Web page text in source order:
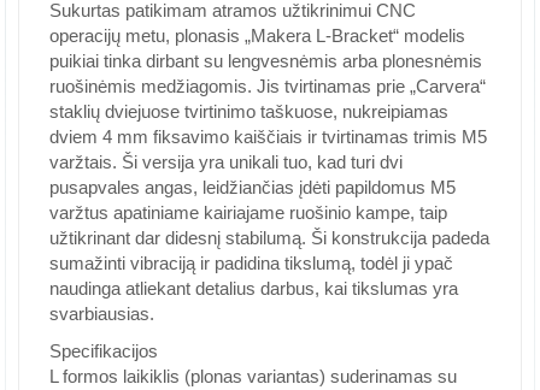
Sukurtas patikimam atramos užtikrinimui CNC
operacijų metu, plonasis „Makera L-Bracket“ modelis
puikiai tinka dirbant su lengvesnėmis arba plonesnėmis
ruošinėmis medžiagomis. Jis tvirtinamas prie „Carvera“
staklių dviejuose tvirtinimo taškuose, nukreipiamas
dviem 4 mm fiksavimo kaiščiais ir tvirtinamas trimis M5
varžtais. Ši versija yra unikali tuo, kad turi dvi
pusapvales angas, leidžiančias įdėti papildomus M5
varžtus apatiniame kairiajame ruošinio kampe, taip
užtikrinant dar didesnį stabilumą. Ši konstrukcija padeda
sumažinti vibraciją ir padidina tikslumą, todėl ji ypač
naudinga atliekant detalius darbus, kai tikslumas yra
svarbiausias.
Specifikacijos
L formos laikiklis (plonas variantas) suderinamas su